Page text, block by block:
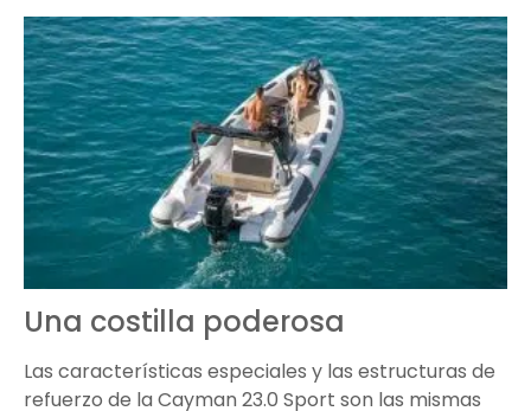
Una costilla poderosa
Las características especiales y las estructuras de
refuerzo de la Cayman 23.0 Sport son las mismas